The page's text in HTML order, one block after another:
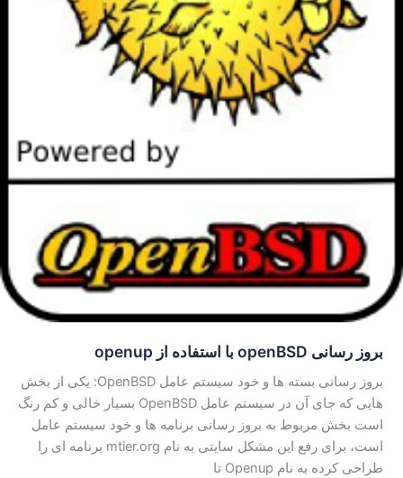
بروز رسانی openBSD با استفاده از openup
بروز رسانی بسته ها و خود سیستم عامل OpenBSD: یکی از بخش
هایی که جای آن در سیستم عامل OpenBSD بسیار خالی و کم رنگ
است بخش مربوط به بروز رسانی برنامه ها و خود سیستم عامل
است، برای رفع این مشکل سایتی به نام mtier.org برنامه ای را
طراحی کرده به نام Openup تا